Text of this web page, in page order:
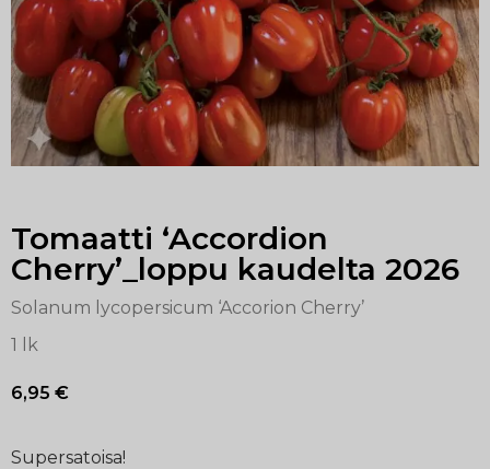
Tomaatti ‘Accordion
Cherry’_loppu kaudelta 2026
Solanum lycopersicum ‘Accorion Cherry’
1 lk
6,95 €
Supersatoisa!